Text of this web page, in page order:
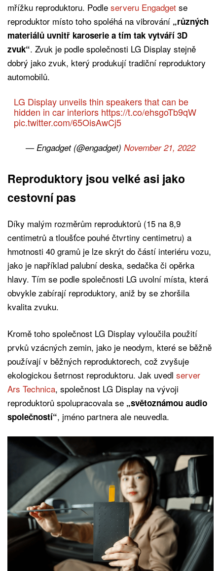
mřížku reproduktoru. Podle serveru Engadget se
reproduktor místo toho spoléhá na vibrování „různých
materiálů uvnitř karoserie a tím tak vytváří 3D
zvuk“. Zvuk je podle společnosti LG Display stejně
dobrý jako zvuk, který produkují tradiční reproduktory
automobilů.
LG Display unveils thin speakers that can be
hidden in car interiors https://t.co/ehsgoTb9qW
pic.twitter.com/65OisAwCj5
— Engadget (@engadget) November 21, 2022
Reproduktory jsou velké asi jako
cestovní pas
Díky malým rozměrům reproduktorů (15 na 8,9
centimetrů a tloušťce pouhé čtvrtiny centimetru) a
hmotnosti 40 gramů je lze skrýt do částí interiéru vozu,
jako je například palubní deska, sedačka či opěrka
hlavy. Tím se podle společnosti LG uvolní místa, která
obvykle zabírají reproduktory, aniž by se zhoršila
kvalita zvuku.
Kromě toho společnost LG Display vyloučila použití
prvků vzácných zemin, jako je neodym, které se běžně
používají v běžných reproduktorech, což zvyšuje
ekologickou šetrnost reproduktoru. Jak uvedl server
Ars Technica, společnost LG Display na vývoji
reproduktorů spolupracovala se „světoznámou audio
společností“, jméno partnera ale neuvedla.